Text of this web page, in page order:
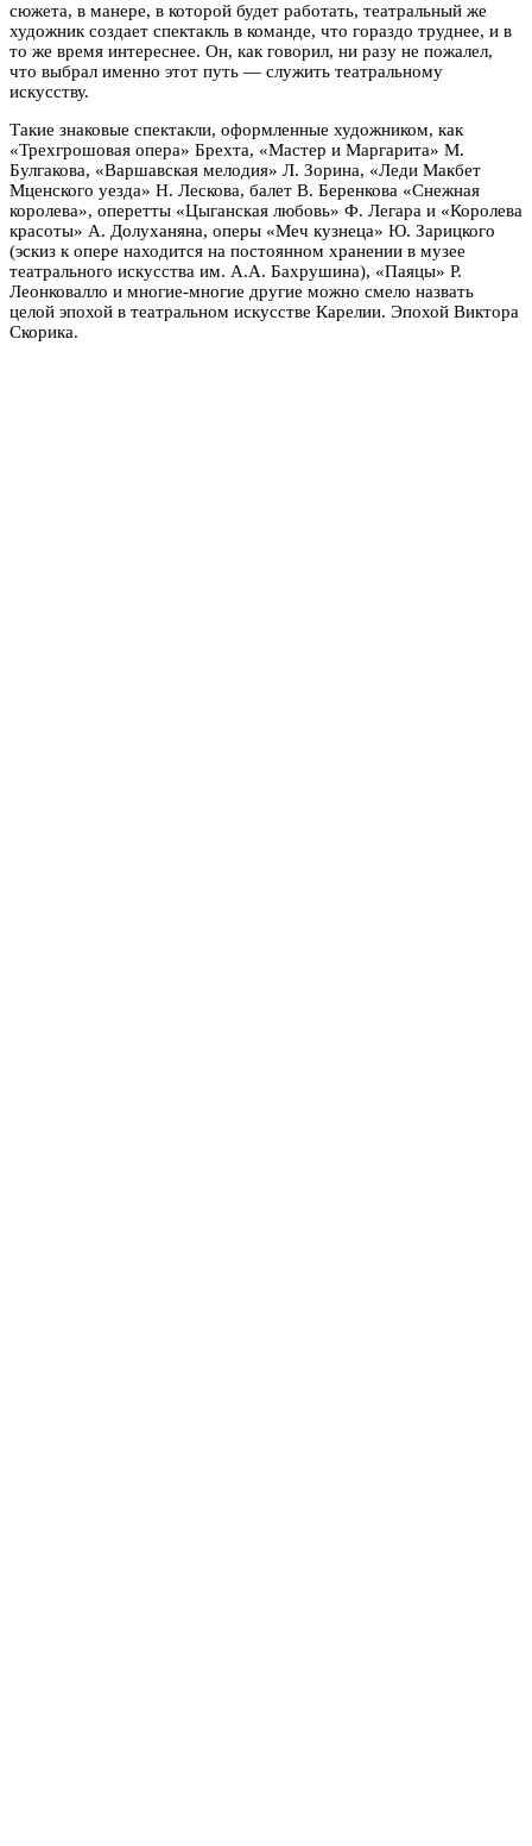
сюжета, в манере, в которой будет работать, театральный же
художник создает спектакль в команде, что гораздо труднее, и в
то же время интереснее. Он, как говорил, ни разу не пожалел,
что выбрал именно этот путь — служить театральному
искусству.
Такие знаковые спектакли, оформленные художником, как
«Трехгрошовая опера» Брехта, «Мастер и Маргарита» М.
Булгакова, «Варшавская мелодия» Л. Зорина, «Леди Макбет
Мценского уезда» Н. Лескова, балет В. Беренкова «Снежная
королева», оперетты «Цыганская любовь» Ф. Легара и «Королева
красоты» А. Долуханяна, оперы «Меч кузнеца» Ю. Зарицкого
(эскиз к опере находится на постоянном хранении в музее
театрального искусства им. А.А. Бахрушина), «Паяцы» Р.
Леонковалло и многие-многие другие можно смело назвать
целой эпохой в театральном искусстве Карелии. Эпохой Виктора
Скорика.